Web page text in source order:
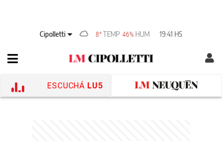
Cipolletti 8° TEMP 46% HUM 19:41 HS
ESCUCHÁ LU5